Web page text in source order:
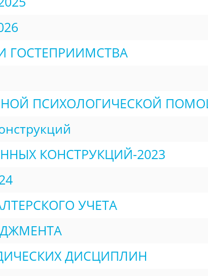
ГОСТЕПРИИМСТВА
ПСИХОЛОГИЧЕСКОЙ
КОНСТРУКЦИЙ-2023
УЧЕТА
ДИСЦИПЛИН